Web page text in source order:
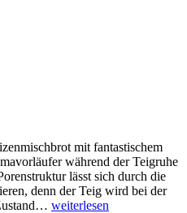
mit fantastischem
während der Teigruhe
lässt sich durch die
denn der Teig wird bei der
weiterlesen